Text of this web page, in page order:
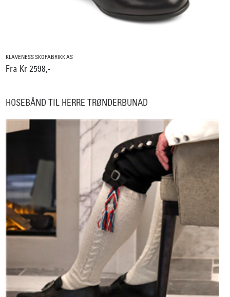
KLAVENESS SKOFABRIKK AS
Fra Kr 2598,-
HOSEBÅND TIL HERRE TRØNDERBUNAD